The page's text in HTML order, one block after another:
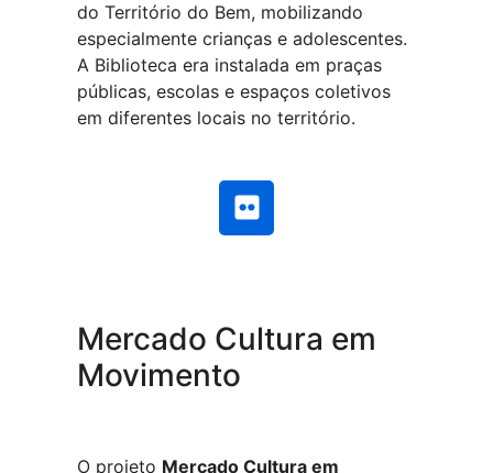
do Território do Bem, mobilizando
especialmente crianças e adolescentes.
A Biblioteca era instalada em praças
públicas, escolas e espaços coletivos
em diferentes locais no território.
Mercado Cultura em
Movimento
O projeto Mercado Cultura em